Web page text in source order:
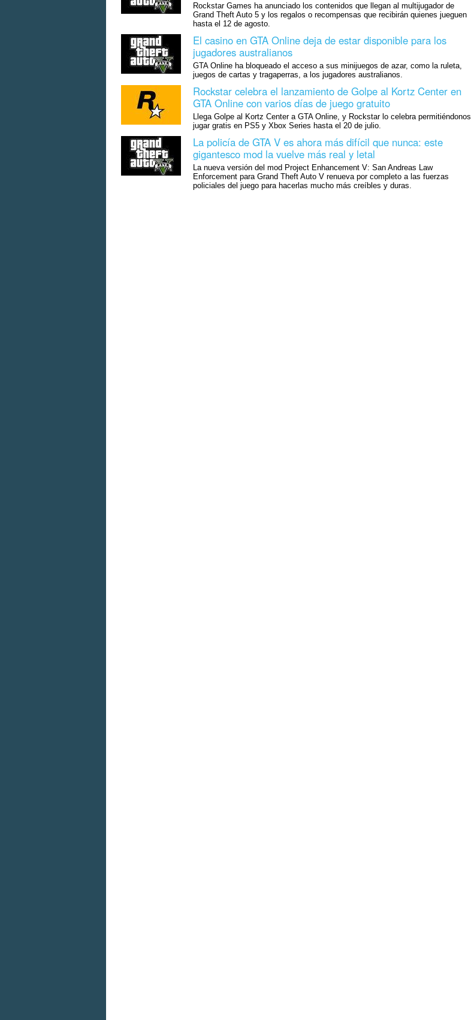
Rockstar Games ha anunciado los contenidos que llegan al multijugador de
Grand Theft Auto 5 y los regalos o recompensas que recibirán quienes jueguen
hasta el 12 de agosto.
El casino en GTA Online deja de estar disponible para los
jugadores australianos
GTA Online ha bloqueado el acceso a sus minijuegos de azar, como la ruleta,
juegos de cartas y tragaperras, a los jugadores australianos.
Rockstar celebra el lanzamiento de Golpe al Kortz Center en
GTA Online con varios días de juego gratuito
Llega Golpe al Kortz Center a GTA Online, y Rockstar lo celebra permitiéndonos
jugar gratis en PS5 y Xbox Series hasta el 20 de julio.
La policía de GTA V es ahora más difícil que nunca: este
gigantesco mod la vuelve más real y letal
La nueva versión del mod Project Enhancement V: San Andreas Law
Enforcement para Grand Theft Auto V renueva por completo a las fuerzas
policiales del juego para hacerlas mucho más creíbles y duras.